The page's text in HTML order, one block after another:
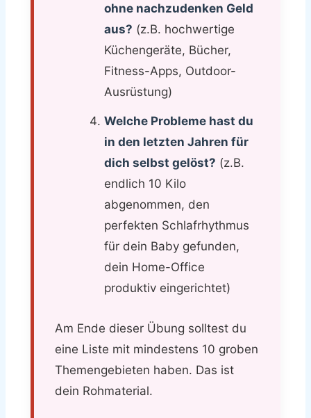
ohne nachzudenken Geld
aus? (z.B. hochwertige
Küchengeräte, Bücher,
Fitness-Apps, Outdoor-
Ausrüstung)
Welche Probleme hast du
in den letzten Jahren für
dich selbst gelöst? (z.B.
endlich 10 Kilo
abgenommen, den
perfekten Schlafrhythmus
für dein Baby gefunden,
dein Home-Office
produktiv eingerichtet)
Am Ende dieser Übung solltest du
eine Liste mit mindestens 10 groben
Themengebieten haben. Das ist
dein Rohmaterial.